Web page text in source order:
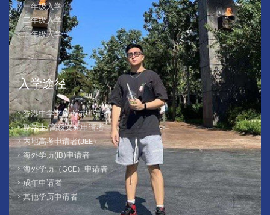
一年级入学
二年级入学
三年级入学
入学途径
香港中学文凭考试申请者
副学士/高级文凭申请者
内地高考申请者(JEE）
海外学历(IB)申请者
海外学历（GCE）申请者
成年申请者
其他学历申请者